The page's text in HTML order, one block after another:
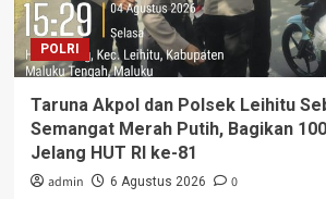
POLRI
Taruna Akpol dan Polsek Leihitu
Semangat Merah Putih, Bagikan
Jelang HUT RI ke-81
admin 6 Agustus 2026
0